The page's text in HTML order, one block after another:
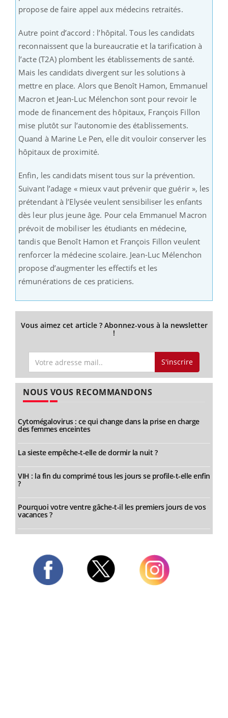
propose de faire appel aux médecins retraités.
Autre point d’accord : l’hôpital. Tous les candidats
reconnaissent que la bureaucratie et la tarification à
l’acte (T2A) plombent les établissements de santé.
Mais les candidats divergent sur les solutions à
mettre en place. Alors que Benoît Hamon, Emmanuel
Macron et Jean-Luc Mélenchon sont pour revoir le
mode de financement des hôpitaux, François Fillon
mise plutôt sur l’autonomie des établissements.
Quand à Marine Le Pen, elle dit vouloir conserver les
hôpitaux de proximité.
Enfin, les candidats misent tous sur la prévention.
Suivant l’adage « mieux vaut prévenir que guérir », les
prétendant à l’Elysée veulent sensibiliser les enfants
dès leur plus jeune âge. Pour cela Emmanuel Macron
prévoit de mobiliser les étudiants en médecine,
tandis que Benoît Hamon et François Fillon veulent
renforcer la médecine scolaire. Jean-Luc Mélenchon
propose d’augmenter les effectifs et les
rémunérations de ces praticiens.
Vous aimez cet article ? Abonnez-vous à la newsletter
!
S'inscrire
NOUS VOUS RECOMMANDONS
Cytomégalovirus : ce qui change dans la prise en charge
des femmes enceintes
La sieste empêche-t-elle de dormir la nuit ?
VIH : la fin du comprimé tous les jours se profile-t-elle enfin
?
Pourquoi votre ventre gâche-t-il les premiers jours de vos
vacances ?